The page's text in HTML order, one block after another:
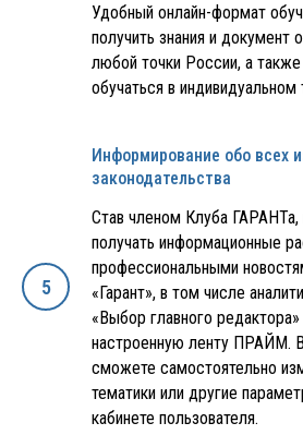
Удобный онлайн-формат
получить знания и документ
любой точки России, а
обучаться в индивидуальном
Информирование обо всех
законодательства
Став членом Клуба ГАРАНТа,
получать информационные
профессиональными
«Гарант», в том числе
«Выбор главного
настроенную ленту ПРАЙМ.
сможете самостоятельно
тематики или другие
кабинете пользователя.